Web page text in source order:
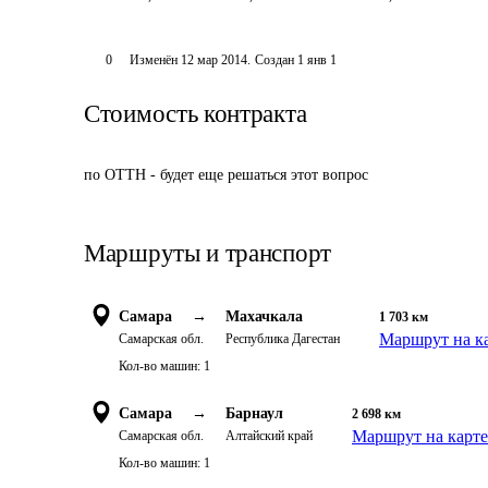
0 Изменён 12 мар 2014. Создан 1 янв 1
Стоимость контракта
по ОТТН - будет еще решаться этот вопрос
Маршруты и транспорт
Самара →
Самарская обл.
Махачкала
Республика Дагестан
1 703 км
Маршрут на
Кол-во машин: 1
Самара →
Самарская обл.
Барнаул
Алтайский край
2 698 км
Маршрут на карте
Кол-во машин: 1